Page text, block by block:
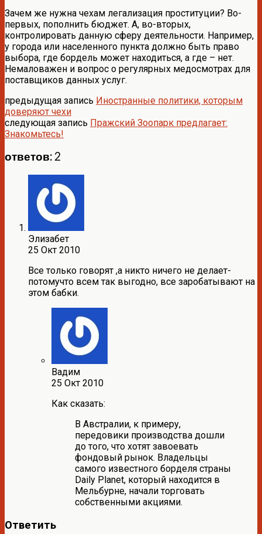
Зачем же нужна чехам легализация проституции? Во-
первых, пополнить бюджет. А, во-вторых,
контролировать данную сферу деятельности. Например,
у города или населенного пункта должно быть право
выбора, где бордель может находиться, а где – нет.
Немаловажен и вопрос о регулярных медосмотрах для
поставщиков данных услуг.
предыдущая запись Иностранные политики, которым
доверяют чехи
следующая запись Пражский Зоопарк предлагает:
Знакомьтесь!
ответов: 2
Элизабет
25 Окт 2010
Все только говорят ,а никто ничего не делает-
потомучто всем так выгодно, все заробатывают на
этом бабки.
Вадим
25 Окт 2010
Как сказать:
В Австралии, к примеру,
передовики производства дошли
до того, что хотят завоевать
фондовый рынок. Владельцы
самого известного борделя страны
Daily Planet, который находится в
Мельбурне, начали торговать
собственными акциями.
Ответить